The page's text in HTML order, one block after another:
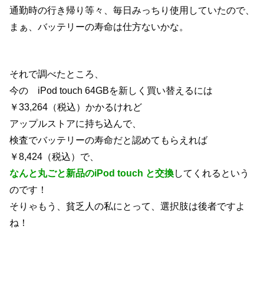
通勤時の行き帰り等々、毎日みっちり使用していたので、
まぁ、バッテリーの寿命は仕方ないかな。
それで調べたところ、
今の iPod touch 64GBを新しく買い替えるには
￥33,264（税込）かかるけれど
アップルストアに持ち込んで、
検査でバッテリーの寿命だと認めてもらえれば
￥8,424（税込）で、
なんと丸ごと新品のiPod touch と交換してくれるという
のです！
そりゃもう、貧乏人の私にとって、選択肢は後者ですよ
ね！